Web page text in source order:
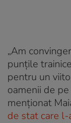
„Am
punțile
pentru un
oamenii de
menționat
de stat care